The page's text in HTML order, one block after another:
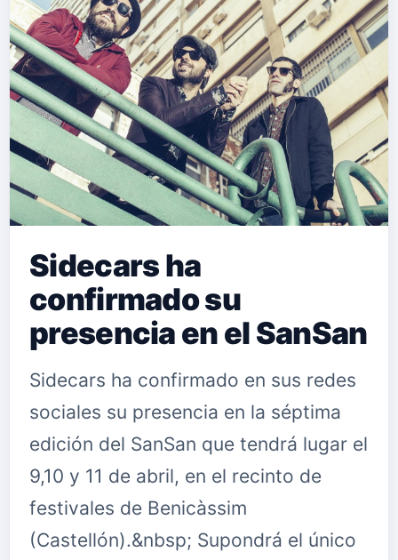
Sidecars ha
confirmado su
presencia en el SanSan
Sidecars ha confirmado en sus redes
sociales su presencia en la séptima
edición del SanSan que tendrá lugar el
9,10 y 11 de abril, en el recinto de
festivales de Benicàssim
(Castellón).&nbsp; Supondrá el único